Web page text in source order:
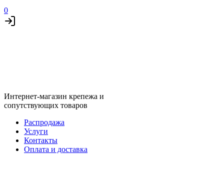
0
Интернет-магазин крепежа и
сопутствующих товаров
Распродажа
Услуги
Контакты
Оплата и доставка